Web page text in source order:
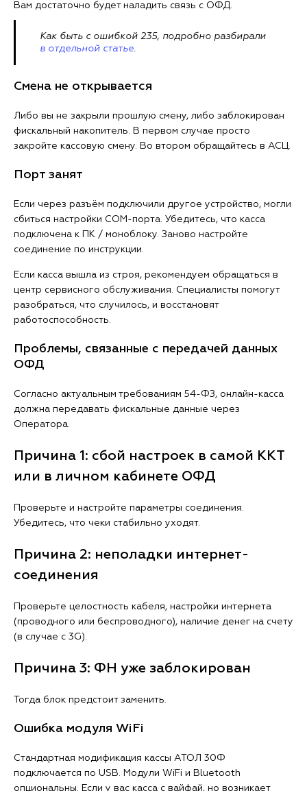
Вам достаточно будет наладить связь с ОФД.
Как быть с ошибкой 235, подробно разбирали
в отдельной статье.
Смена не открывается
Либо вы не закрыли прошлую смену, либо заблокирован
фискальный накопитель. В первом случае просто
закройте кассовую смену. Во втором обращайтесь в АСЦ.
Порт занят
Если через разъём подключили другое устройство, могли
сбиться настройки COM-порта. Убедитесь, что касса
подключена к ПК / моноблоку. Заново настройте
соединение по инструкции.
Если касса вышла из строя, рекомендуем обращаться в
центр сервисного обслуживания. Специалисты помогут
разобраться, что случилось, и восстановят
работоспособность.
Проблемы, связанные с передачей данных
ОФД
Согласно актуальным требованиям 54-ФЗ, онлайн-касса
должна передавать фискальные данные через
Оператора.
Причина 1: сбой настроек в самой ККТ
или в личном кабинете ОФД
Проверьте и настройте параметры соединения.
Убедитесь, что чеки стабильно уходят.
Причина 2: неполадки интернет-
соединения
Проверьте целостность кабеля, настройки интернета
(проводного или беспроводного), наличие денег на счету
(в случае с 3G).
Причина 3: ФН уже заблокирован
Тогда блок предстоит заменить.
Ошибка модуля WiFi
Стандартная модификация кассы АТОЛ 30Ф
подключается по USB. Модули WiFi и Bluetooth
опциональны. Если у вас касса с вайфай, но возникает